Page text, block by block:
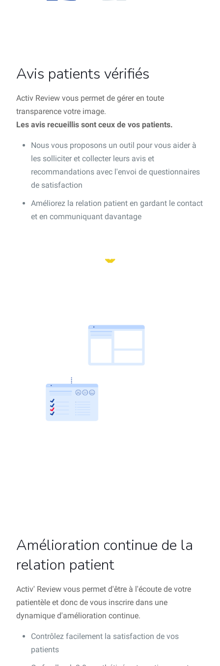
Avis patients vérifiés
Activ Review vous permet de gérer en toute
transparence votre image.
Les avis recueillis sont ceux de vos patients.
Nous vous proposons un outil pour vous aider à
les solliciter et collecter leurs avis et
recommandations avec l'envoi de questionnaires
de satisfaction
Améliorez la relation patient en gardant le contact
et en communiquant davantage
Amélioration continue de la
relation patient
Activ' Review vous permet d'être à l'écoute de votre
patientèle et donc de vous inscrire dans une
dynamique d'amélioration continue.
Contrôlez facilement la satisfaction de vos
patients